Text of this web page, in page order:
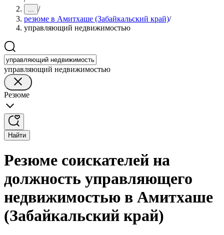
... /
резюме в Амитхаше (Забайкальский край)/
управляющий недвижимостью
управляющий недвижимостью
Резюме
Найти
Резюме соискателей на
должность управляющего
недвижимостью в Амитхаше
(Забайкальский край)